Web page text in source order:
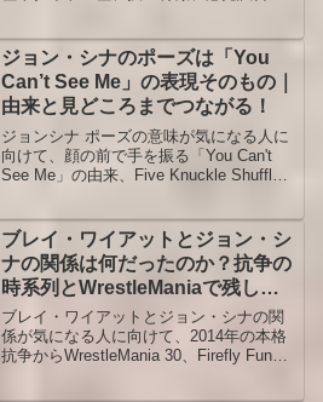
す。
ジョン・シナのポーズは「You
Can’t See Me」の表現そのもの｜
由来と見どころまでつながる！
ジョンシナ ポーズの意味が気になる人に
向けて、顔の前で手を振る「You Can't
See Me」の由来、Five Knuckle Shuffle
なるネタではなく、ジョン・シナという
スターの強さと挑発を一瞬で伝える合図
だとわかります。
ブレイ・ワイアットとジョン・シ
ナの関係は何だったのか？抗争の
時系列とWrestleManiaで残した
意味を整理！
ブレイ・ワイアットとジョン・シナの関
係が気になる人に向けて、2014年の本格
抗争からWrestleMania 30、Firefly Fun